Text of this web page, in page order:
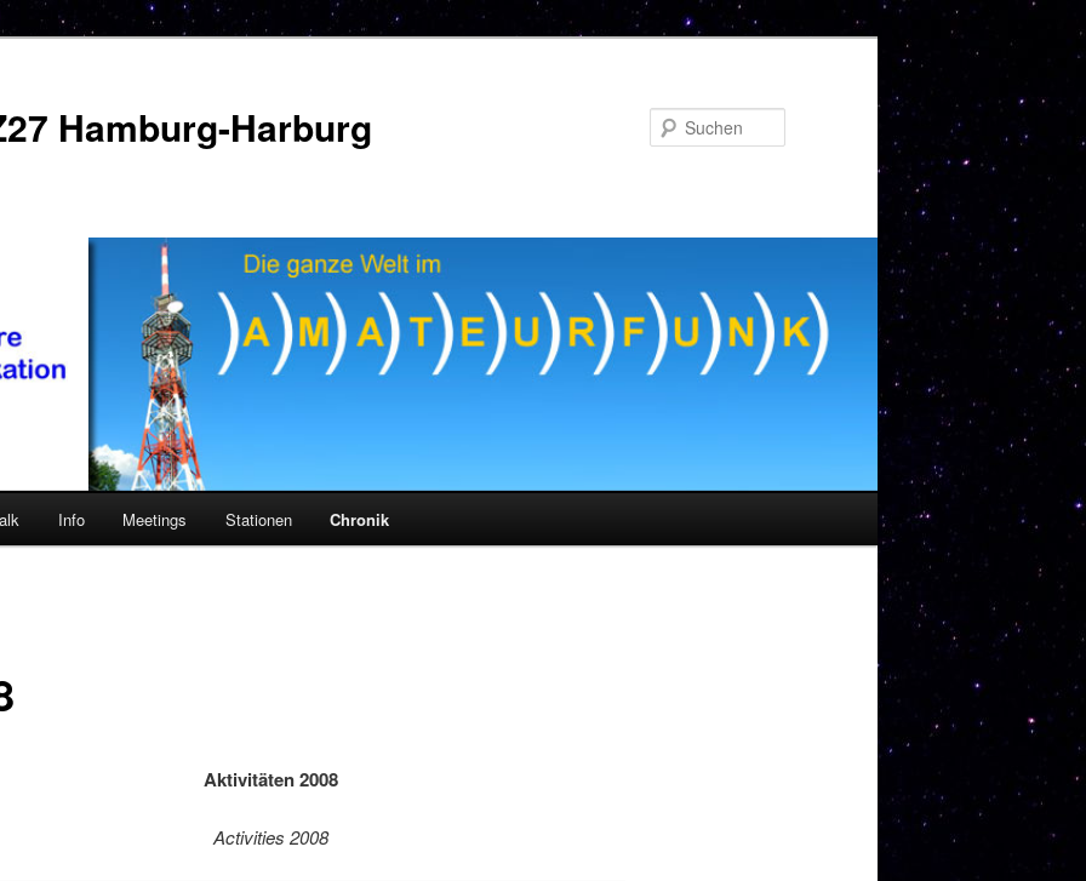
Hamburg-Harburg
Info Meetings Stationen Chronik
Aktivitäten 2008
Activities 2008